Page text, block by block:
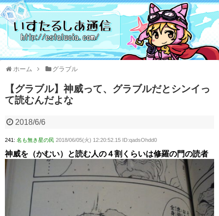
ホーム グラブル
【グラブル】神威って、グラブルだとシンイっ
て読むんだよな
2018/6/6
241: 名も無き星の民 2018/06/05(火) 12:20:52.15 ID:qadsOhdd0
神威を（かむい）と読む人の４割くらいは修羅の門の読者